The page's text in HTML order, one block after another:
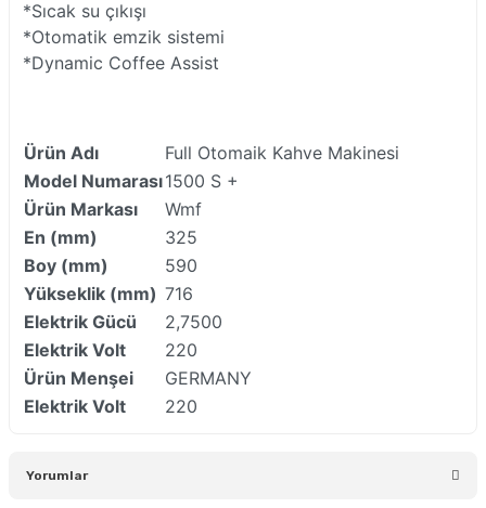
*Sıcak su çıkışı
*Otomatik emzik sistemi
*Dynamic Coffee Assist
Ürün Adı
Full Otomaik Kahve Makinesi
Model Numarası1500 S +
Ürün Markası
Wmf
En (mm)
325
Boy (mm)
590
Yükseklik (mm) 716
Elektrik Gücü
2,7500
Elektrik Volt
220
Ürün Menşei
GERMANY
Elektrik Volt
220
Yorumlar